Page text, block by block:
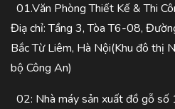
01.Văn Phòng Thiết Kế & Thi
Điạ chỉ: Tầng 3, Tòa T6-08,
Bắc Từ Liêm, Hà Nội(Khu đô thị
bộ Công An)
02: Nhà máy sản xuất đồ gỗ số